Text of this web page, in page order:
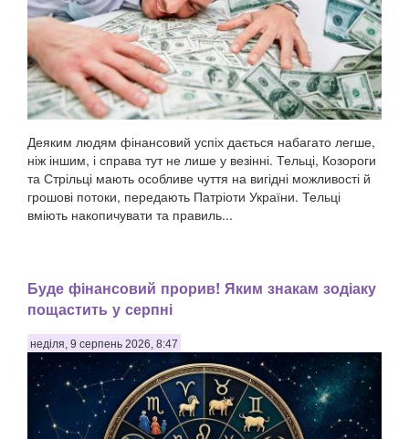
Деяким людям фінансовий успіх дається набагато легше,
ніж іншим, і справа тут не лише у везінні. Тельці, Козороги
та Стрільці мають особливе чуття на вигідні можливості й
грошові потоки, передають Патріоти України. Тельці
вміють накопичувати та правиль...
Буде фінансовий прорив! Яким знакам зодіаку
пощастить у серпні
неділя, 9 серпень 2026, 8:47